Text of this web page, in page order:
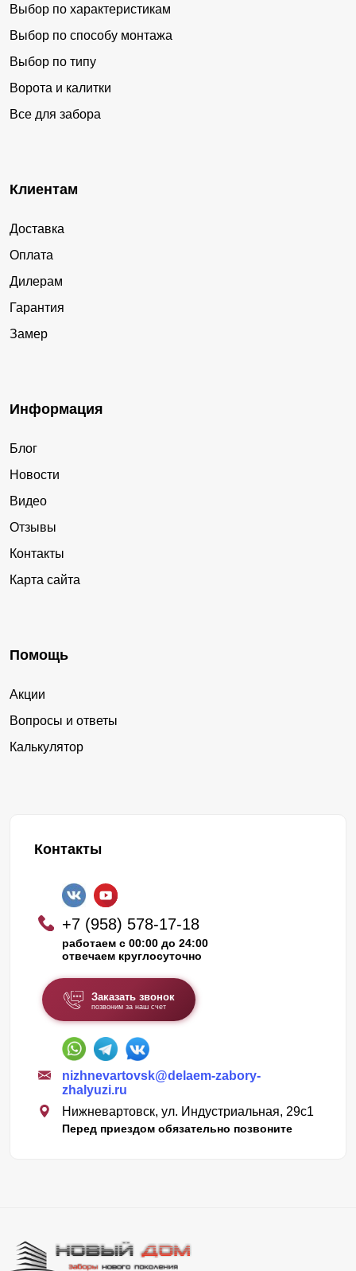
Выбор по характеристикам
Выбор по способу монтажа
Выбор по типу
Ворота и калитки
Все для забора
Клиентам
Доставка
Оплата
Дилерам
Гарантия
Замер
Информация
Блог
Новости
Видео
Отзывы
Контакты
Карта сайта
Помощь
Акции
Вопросы и ответы
Калькулятор
Контакты
+7 (958) 578-17-18
работаем с 00:00 до 24:00
отвечаем круглосуточно
Заказать звонок
позвоним за наш счет
nizhnevartovsk@delaem-zabory-
zhalyuzi.ru
Нижневартовск, ул. Индустриальная, 29с1
Перед приездом обязательно позвоните